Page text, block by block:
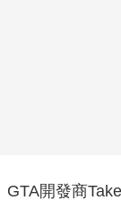
GTA開發商